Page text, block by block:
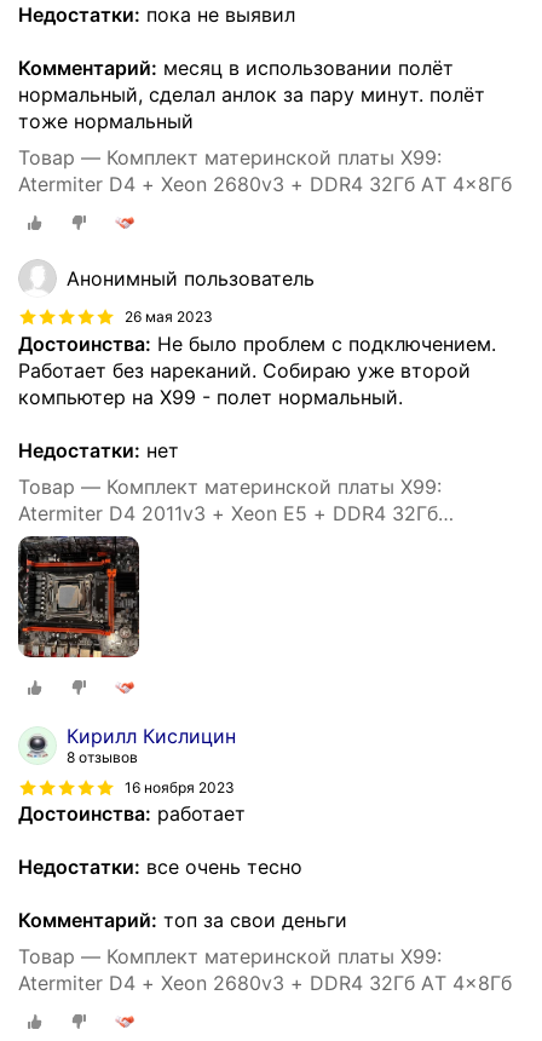
Недостатки: пока не выявил
Комментарий: месяц в использовании полёт
нормальный, сделал анлок за пару минут. полёт
тоже нормальный
Товар — Комплект материнской платы X99:
Atermiter D4 + Xeon 2680v3 + DDR4 32Гб AТ 4x8Гб
Анонимный пользователь
26 мая 2023
Достоинства: Не было проблем с подключением.
Работает без нареканий. Собираю уже второй
компьютер на X99 - полет нормальный.
Недостатки: нет
Товар — Комплект материнской платы X99:
Atermiter D4 2011v3 + Xeon E5 + DDR4 32Гб
2666Мгц Atermiter
Кирилл Кислицин
8 отзывов
16 ноября 2023
Достоинства: работает
Недостатки: все очень тесно
Комментарий: топ за свои деньги
Товар — Комплект материнской платы X99:
Atermiter D4 + Xeon 2680v3 + DDR4 32Гб AТ 4x8Гб